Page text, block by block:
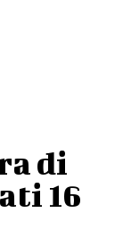
di
16